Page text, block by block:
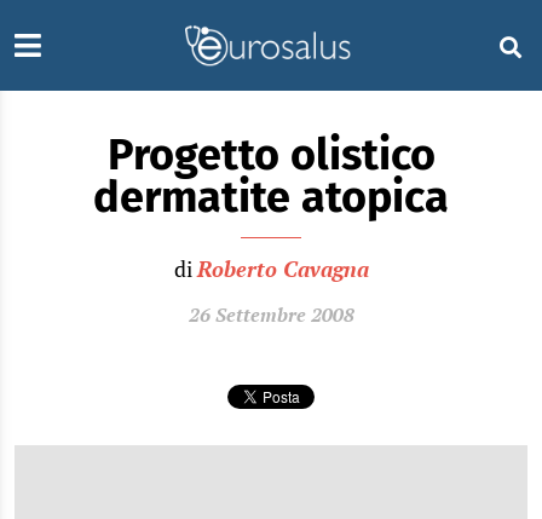
Progetto olistico
dermatite atopica
diRoberto Cavagna
26 Settembre 2008